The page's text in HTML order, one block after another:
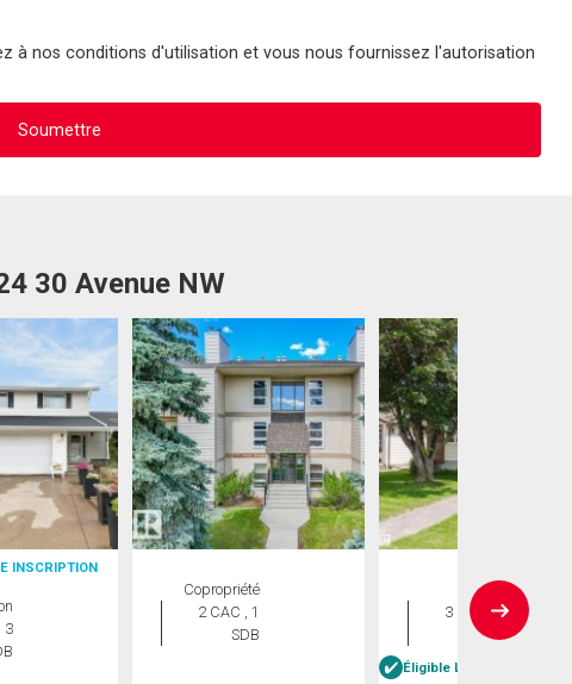
à nos conditions d'utilisation et vous nous fournissez l'autorisation
30 Avenue NW
INSCRIPTION
3
Copropriété
2 CAC , 1
SDB
Maison
3 CAC , 3
SDB
Éligible Louer pour acheter